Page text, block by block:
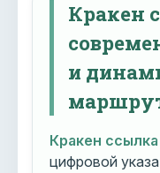
Кракен
и
Кракен ссылка
цифровой